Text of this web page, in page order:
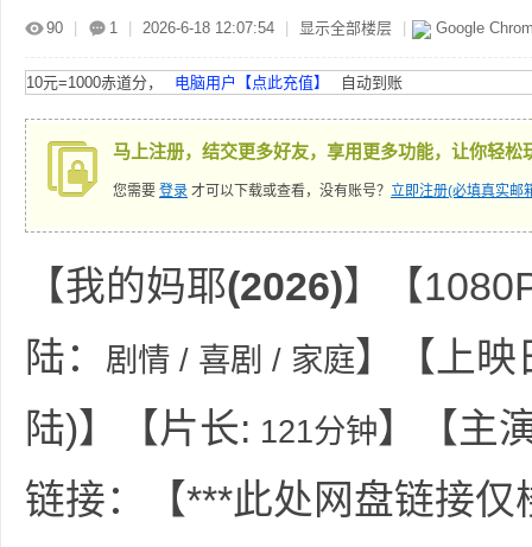
90 1 2026-6-18 12:07:54 显示全部楼层 Google
10元=1000赤道分， 电脑用户【点此充值】 自动到账
马上注册，结交更多好友，享用更多功能，让你轻松
您需要 登录 才可以下载或查看，没有账号？ 立即注册(必填真实邮
【我的妈耶(2026)】【
陆：
剧情 / 喜剧 / 家庭】【上映
陆)】【片长: 121分钟】【主
链接：【***此处网盘链接